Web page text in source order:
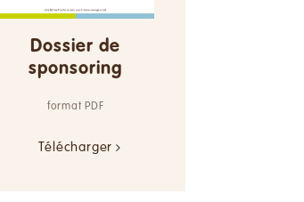
Dossier de
sponsoring
format PDF
Télécharger